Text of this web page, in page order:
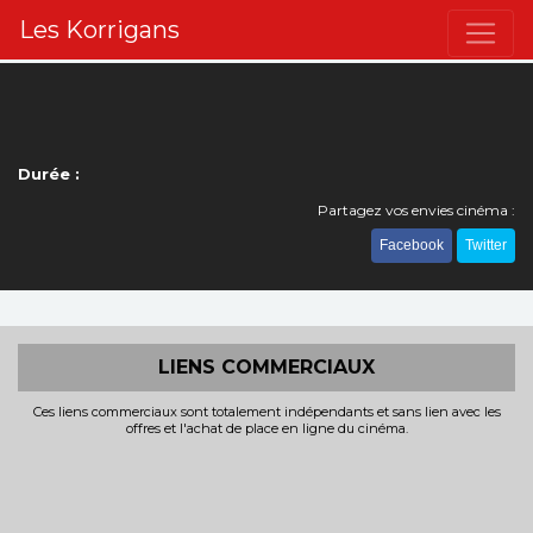
Les Korrigans
Durée :
Partagez vos envies cinéma :
Facebook Twitter
LIENS COMMERCIAUX
Ces liens commerciaux sont totalement indépendants et sans lien avec les
offres et l'achat de place en ligne du cinéma.